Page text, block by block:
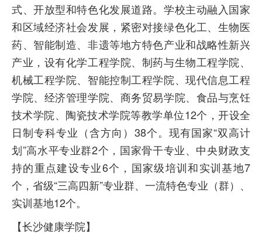
式、开放型和特色化发展道路。学校主动融入国家
和区域经济社会发展，紧密对接绿色化工、生物医
药、智能制造、非遗等地方特色产业和战略性新兴
产业，设有化学工程学院、制药与生物工程学院、
机械工程学院、智能控制工程学院、现代信息工程
学院、经济管理学院、商务贸易学院、食品与烹饪
技术学院、陶瓷技术学院等教学单位12个，开设全
日制专科专业（含方向）38个。现有国家“双高计
划”高水平专业群2个，国家骨干专业、中央财政支
持的重点建设专业6个，国家级培训和实训基地7
个，省级“三高四新”专业群、一流特色专业（群）、
实训基地12个。
【长沙健康学院】